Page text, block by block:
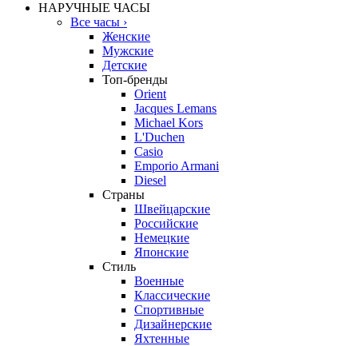
НАРУЧНЫЕ ЧАСЫ
Все часы ›
Женские
Мужские
Детские
Топ-бренды
Orient
Jacques Lemans
Michael Kors
L'Duchen
Casio
Emporio Armani
Diesel
Страны
Швейцарские
Российские
Немецкие
Японские
Стиль
Военные
Классические
Спортивные
Дизайнерские
Яхтенные